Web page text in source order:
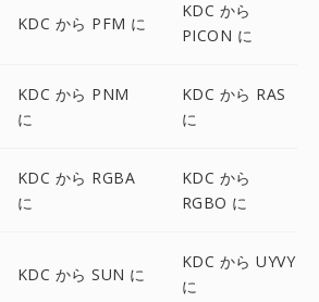
KDC から PFM に
KDC から
PICON に
KDC から PNM
に
KDC から RAS
に
KDC から RGBA
に
KDC から
RGBO に
KDC から SUN に
KDC から UYVY
に